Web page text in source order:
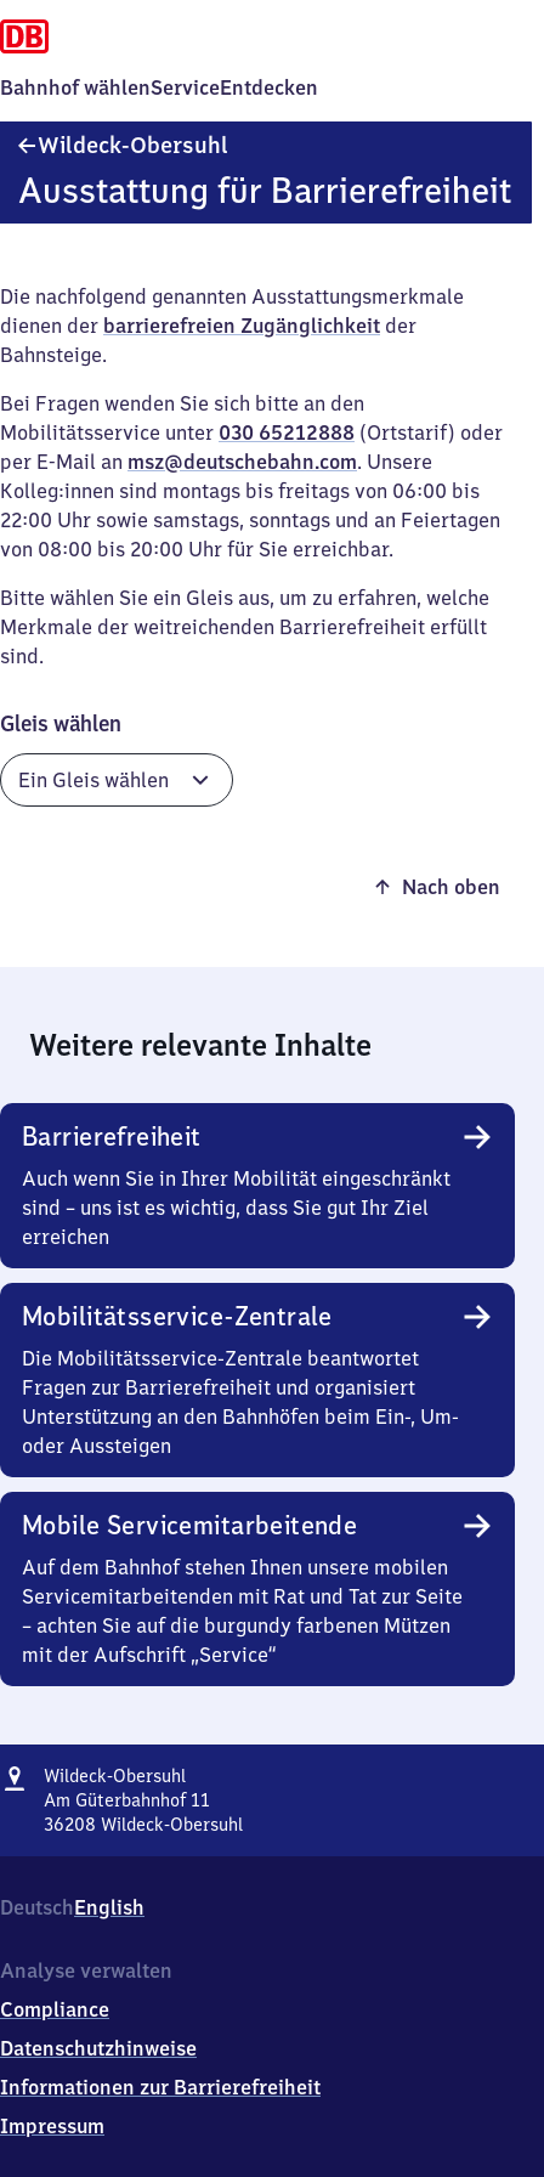
Bahnhof wählenServiceEntdecken
Wildeck-Obersuhl
Ausstattung für Barrierefreiheit
Die nachfolgend genannten Ausstattungsmerkmale
dienen der barrierefreien Zugänglichkeit der
Bahnsteige.
Bei Fragen wenden Sie sich bitte an den
Mobilitätsservice unter 030 65212888 (Ortstarif) oder
per E-Mail an msz@deutschebahn.com. Unsere
Kolleg:innen sind montags bis freitags von 06:00 bis
22:00 Uhr sowie samstags, sonntags und an Feiertagen
von 08:00 bis 20:00 Uhr für Sie erreichbar.
Bitte wählen Sie ein Gleis aus, um zu erfahren, welche
Merkmale der weitreichenden Barrierefreiheit erfüllt
sind.
Gleis wählen
Nach oben
Weitere relevante Inhalte
Barrierefreiheit
Auch wenn Sie in Ihrer Mobilität eingeschränkt
sind – uns ist es wichtig, dass Sie gut Ihr Ziel
erreichen
Mobilitätsservice-Zentrale
Die Mobilitätsservice-Zentrale beantwortet
Fragen zur Barrierefreiheit und organisiert
Unterstützung an den Bahnhöfen beim Ein-, Um-
oder Aussteigen
Mobile Servicemitarbeitende
Auf dem Bahnhof stehen Ihnen unsere mobilen
Servicemitarbeitenden mit Rat und Tat zur Seite
– achten Sie auf die burgundy farbenen Mützen
mit der Aufschrift „Service“
Adresse
Wildeck-Obersuhl
Obersuhl
Am Güterbahnhof 11
36208 Wildeck-Obersuhl
Am
Güterbahnhof
3
2
0
Wildeck-
Obersuhl
DeutschEnglish
Analyse verwalten
Compliance
Datenschutzhinweise
Informationen zur Barrierefreiheit
Impressum